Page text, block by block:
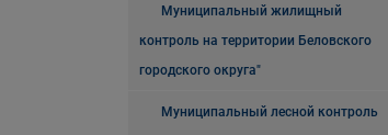
Муниципальный жилищный
контроль на территории Беловского
городского округа"
Муниципальный лесной контроль